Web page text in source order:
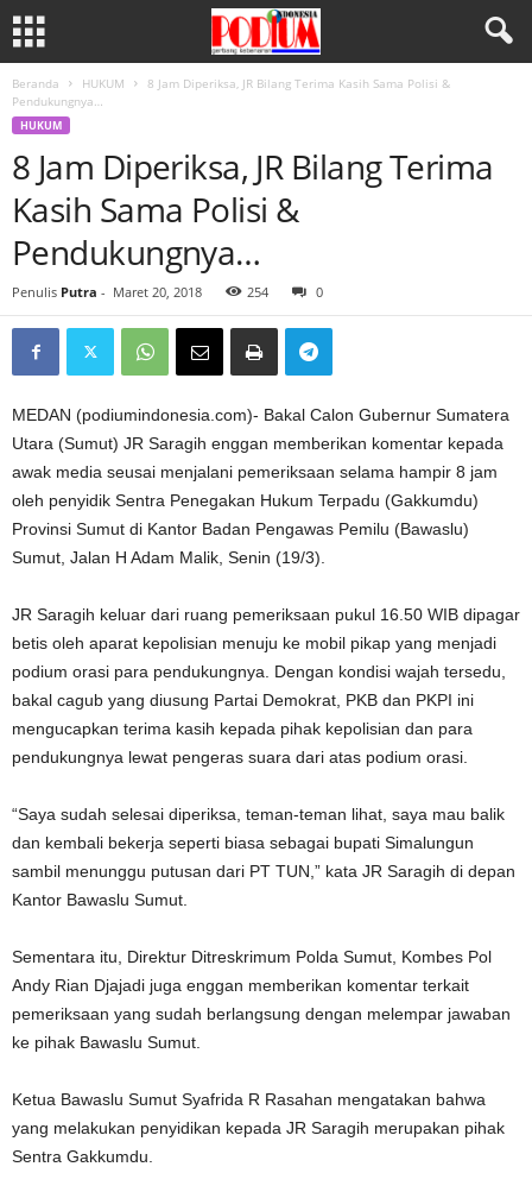
Beranda HUKUM
8 Jam Diperiksa, JR Bilang Terima Kasih Sama Polisi &
Pendukungnya…
HUKUM
8 Jam Diperiksa, JR Bilang Terima
Kasih Sama Polisi &
Pendukungnya…
Penulis Putra - Maret 20, 2018 254 0
MEDAN (podiumindonesia.com)- Bakal Calon Gubernur Sumatera
Utara (Sumut) JR Saragih enggan memberikan komentar kepada
awak media seusai menjalani pemeriksaan selama hampir 8 jam
oleh penyidik Sentra Penegakan Hukum Terpadu (Gakkumdu)
Provinsi Sumut di Kantor Badan Pengawas Pemilu (Bawaslu)
Sumut, Jalan H Adam Malik, Senin (19/3).
JR Saragih keluar dari ruang pemeriksaan pukul 16.50 WIB dipagar
betis oleh aparat kepolisian menuju ke mobil pikap yang menjadi
podium orasi para pendukungnya. Dengan kondisi wajah tersedu,
bakal cagub yang diusung Partai Demokrat, PKB dan PKPI ini
mengucapkan terima kasih kepada pihak kepolisian dan para
pendukungnya lewat pengeras suara dari atas podium orasi.
“Saya sudah selesai diperiksa, teman-teman lihat, saya mau balik
dan kembali bekerja seperti biasa sebagai bupati Simalungun
sambil menunggu putusan dari PT TUN,” kata JR Saragih di depan
Kantor Bawaslu Sumut.
Sementara itu, Direktur Ditreskrimum Polda Sumut, Kombes Pol
Andy Rian Djajadi juga enggan memberikan komentar terkait
pemeriksaan yang sudah berlangsung dengan melempar jawaban
ke pihak Bawaslu Sumut.
Ketua Bawaslu Sumut Syafrida R Rasahan mengatakan bahwa
yang melakukan penyidikan kepada JR Saragih merupakan pihak
Sentra Gakkumdu.